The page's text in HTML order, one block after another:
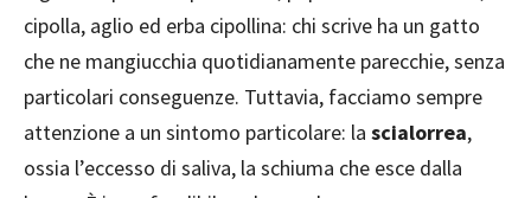
cipolla, aglio ed erba cipollina: chi scrive ha un gatto
che ne mangiucchia quotidianamente parecchie, senza
particolari conseguenze. Tuttavia, facciamo sempre
attenzione a un sintomo particolare: la scialorrea,
ossia l’eccesso di saliva, la schiuma che esce dalla